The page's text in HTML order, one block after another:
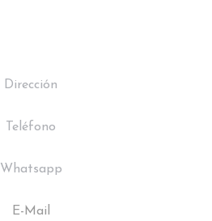
Dirección
Teléfono
Whatsapp
E-Mail